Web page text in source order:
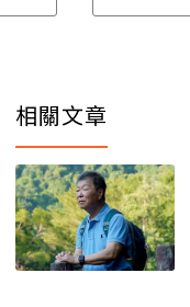
相關文章